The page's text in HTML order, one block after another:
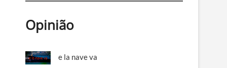
Opinião
e la nave va